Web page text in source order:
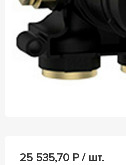
25 535,70 Р / шт.